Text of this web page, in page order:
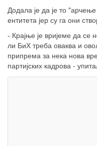
Додала је да је то
ентитета јер су га они
- Крајње је вријеме да
ли БиХ треба оваква и
припрема за нека нова
партијских кадрова -